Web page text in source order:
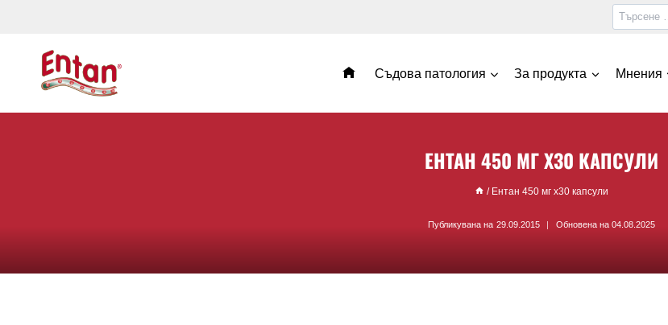
Съдова патология За продукта Мнения
ЕНТАН 450 МГ Х30 КАПСУЛИ
/ Ентан 450 мг х30 капсули
Публикувана на 29.09.2015 Обновена на 04.08.2025